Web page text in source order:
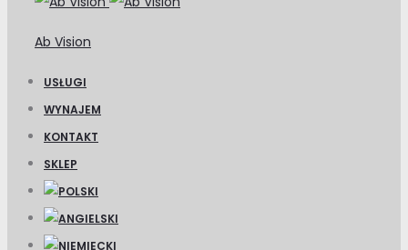
Ab Vision
USŁUGI
WYNAJEM
KONTAKT
SKLEP